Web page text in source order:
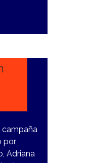
campaña
por
Adriana